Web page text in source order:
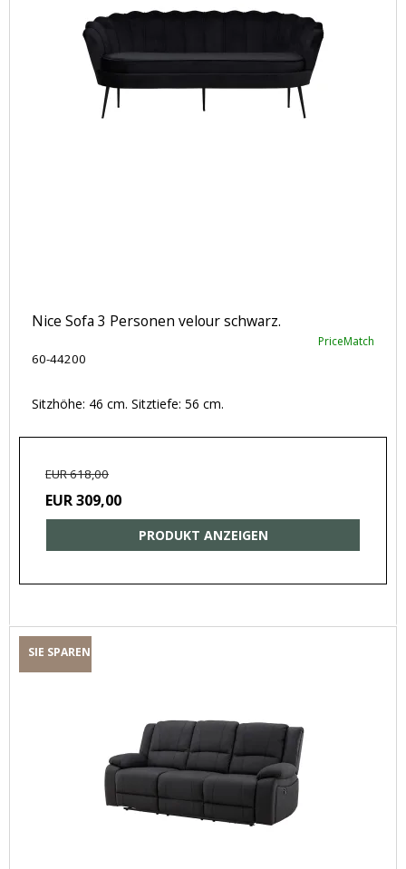
Nice Sofa 3 Personen velour schwarz.
PriceMatch
60-44200
Sitzhöhe: 46 cm. Sitztiefe: 56 cm.
EUR 618,00
EUR 309,00
PRODUKT ANZEIGEN
SIE SPAREN